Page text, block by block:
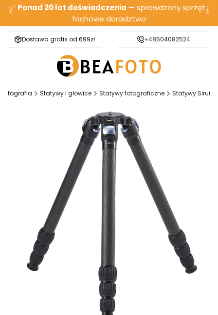
✅ Ponad 20 lat doświadczenia — sprawdzony sprzęt i
fachowe doradztwo
Dostawa gratis od 699zł Bezpieczna wysyłka
+48504082524
Fotografia Statywy i głowice Statywy fotograficzne Statywy Sirui